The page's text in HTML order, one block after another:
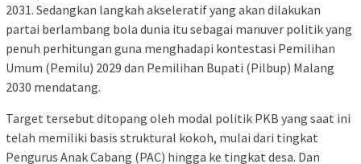
2031. Sedangkan langkah akseleratif yang akan dilakukan
partai berlambang bola dunia itu sebagai manuver politik yang
penuh perhitungan guna menghadapi kontestasi Pemilihan
Umum (Pemilu) 2029 dan Pemilihan Bupati (Pilbup) Malang
2030 mendatang.
Target tersebut ditopang oleh modal politik PKB yang saat ini
telah memiliki basis struktural kokoh, mulai dari tingkat
Pengurus Anak Cabang (PAC) hingga ke tingkat desa. Dan